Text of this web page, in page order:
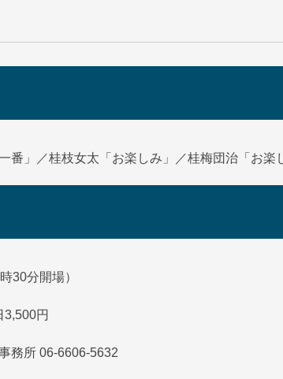
番」／桂枝女太「お楽しみ」／桂梅団治「お
30分開場）
円
務所 06-6606-5632